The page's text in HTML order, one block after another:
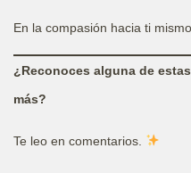
En la compasión hacia ti mismo.
¿Reconoces alguna de
más?
Te leo en comentarios.